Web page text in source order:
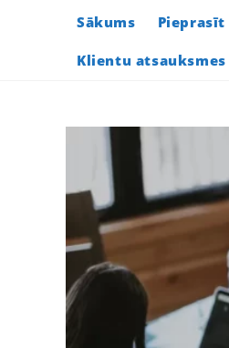
Sākums Pieprasīt
Klientu atsauksmes